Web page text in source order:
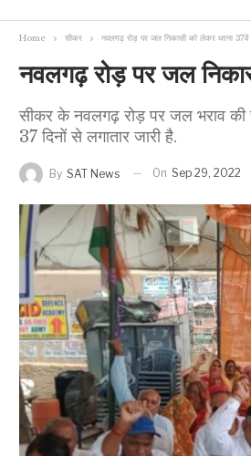
Home सीकर नवलगढ़ रोड़ पर जल निकासी को लेकर धरना 37वें
नवलगढ़ रोड़ पर जल
सीकर के नवलगढ़ रोड़ पर जल भराव की
37 दिनों से लगातार जारी है.
By SAT News On Sep 29, 2022